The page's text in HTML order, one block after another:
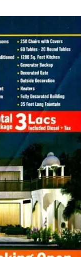
News,
Latest
News
in